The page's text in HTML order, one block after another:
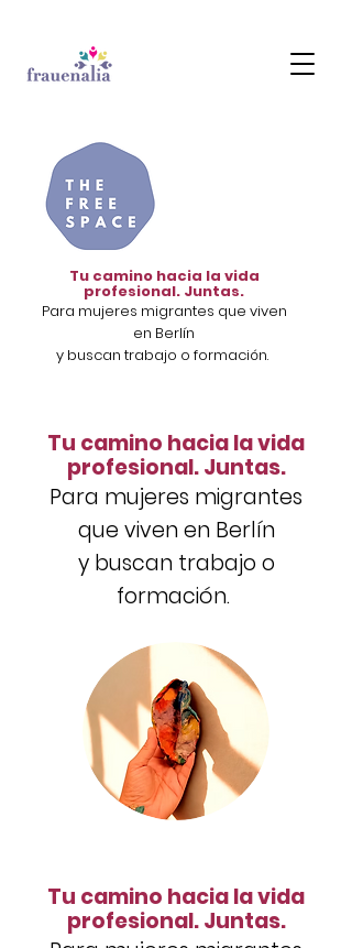
Tu camino hacia la vida
profesional. Juntas.
Para mujeres migrantes que viven
en Berlín
y buscan trabajo o formación.
Tu camino hacia la vida
profesional. Juntas.
Para mujeres migrantes
que viven en Berlín
y buscan trabajo o
formación.
Tu camino hacia la vida
profesional. Juntas.